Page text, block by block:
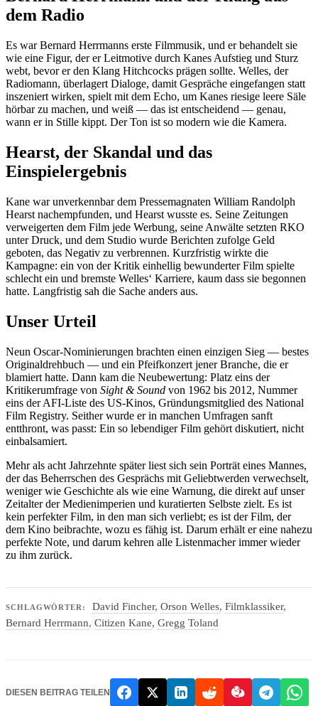
dem Radio
Es war Bernard Herrmanns erste Filmmusik, und er behandelt sie
wie eine Figur, der er Leitmotive durch Kanes Aufstieg und Sturz
webt, bevor er den Klang Hitchcocks prägen sollte. Welles, der
Radiomann, überlagert Dialoge, damit Gespräche eingefangen statt
inszeniert wirken, spielt mit dem Echo, um Kanes riesige leere Säle
hörbar zu machen, und weiß — das ist entscheidend — genau,
wann er in Stille kippt. Der Ton ist so modern wie die Kamera.
Hearst, der Skandal und das
Einspielergebnis
Kane war unverkennbar dem Pressemagnaten William Randolph
Hearst nachempfunden, und Hearst wusste es. Seine Zeitungen
verweigerten dem Film jede Werbung, seine Anwälte setzten RKO
unter Druck, und dem Studio wurde Berichten zufolge Geld
geboten, das Negativ zu verbrennen. Kurzfristig wirkte die
Kampagne: ein von der Kritik einhellig bewunderter Film spielte
schlecht ein und bremste Welles‘ Karriere, kaum dass sie begonnen
hatte. Langfristig sah die Sache anders aus.
Unser Urteil
Neun Oscar-Nominierungen brachten einen einzigen Sieg — bestes
Originaldrehbuch — und ein Pfeifkonzert jener Branche, die er
blamiert hatte. Dann kam die Neubewertung: Platz eins der
Kritikerumfrage von Sight & Sound von 1962 bis 2012, Nummer
eins der AFI-Liste des US-Kinos, Gründungsmitglied des National
Film Registry. Seither wurde er in manchen Umfragen sanft
entthront, was passt: Ein so lebendiger Film gehört diskutiert, nicht
einbalsamiert.
Mehr als acht Jahrzehnte später liest sich sein Porträt eines Mannes,
der das Beherrschen des Gesprächs mit Geliebtwerden verwechselt,
weniger wie Geschichte als wie eine Warnung, die direkt auf unser
Zeitalter der Medienimperien und kuratierten Selbste zielt. Es ist
kein perfekter Film, in den man sich verliebt; es ist der Film, der
dem Kino beibrachte, wozu es fähig ist. Darum erhält er eine nahezu
perfekte Note, und darum kehren alle Listenmacher immer wieder
zu ihm zurück.
SCHLAGWÖRTER: David Fincher, Orson Welles, Filmklassiker,
Bernard Herrmann, Citizen Kane, Gregg Toland
DIESEN BEITRAG TEILEN